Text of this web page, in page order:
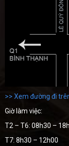
>> Xem đường đi
Giờ làm việc:
T2 – T6: 08h30 –
T7: 8h30 – 12h00